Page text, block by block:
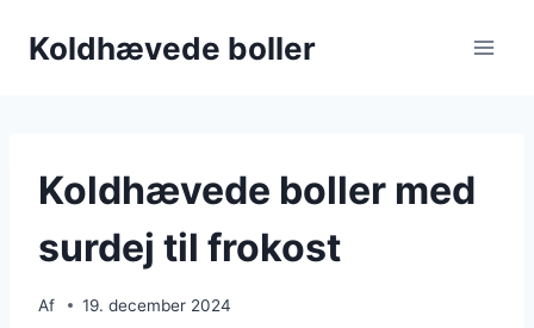
Koldhævede boller
Koldhævede boller med
surdej til frokost
Af 19. december 2024